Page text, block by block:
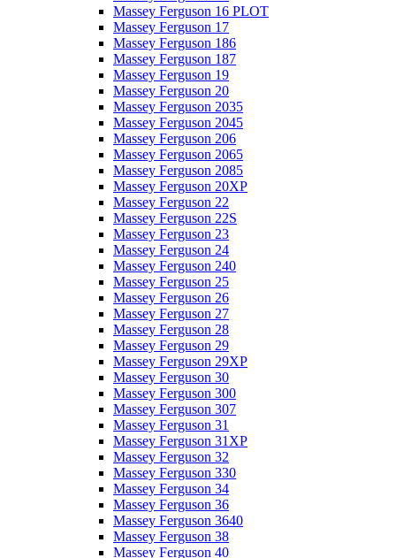
Massey Ferguson 16 PLOT
Massey Ferguson 17
Massey Ferguson 186
Massey Ferguson 187
Massey Ferguson 19
Massey Ferguson 20
Massey Ferguson 2035
Massey Ferguson 2045
Massey Ferguson 206
Massey Ferguson 2065
Massey Ferguson 2085
Massey Ferguson 20XP
Massey Ferguson 22
Massey Ferguson 22S
Massey Ferguson 23
Massey Ferguson 24
Massey Ferguson 240
Massey Ferguson 25
Massey Ferguson 26
Massey Ferguson 27
Massey Ferguson 28
Massey Ferguson 29
Massey Ferguson 29XP
Massey Ferguson 30
Massey Ferguson 300
Massey Ferguson 307
Massey Ferguson 31
Massey Ferguson 31XP
Massey Ferguson 32
Massey Ferguson 330
Massey Ferguson 34
Massey Ferguson 36
Massey Ferguson 3640
Massey Ferguson 38
Massey Ferguson 40